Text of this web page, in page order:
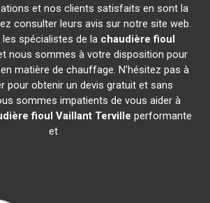
et nos clients satisfaits en sont la
consulter leurs avis sur notre site web.
spécialistes de la chaudière fioul
nous sommes à votre disposition pour
matière de chauffage. N'hésitez pas à
pour obtenir un devis gratuit et sans
sommes impatients de vous aider à
fioul Vaillant Terville performante
et